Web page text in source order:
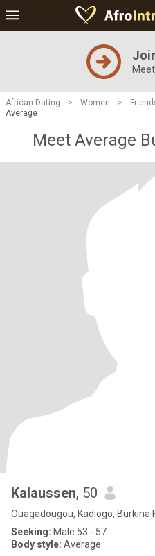
African Dating > Women >
Average
Meet Average
Kalaussen, 50
Ouagadougou, Kadiogo, Burkina
Seeking: Male 53 - 57
Body style: Average